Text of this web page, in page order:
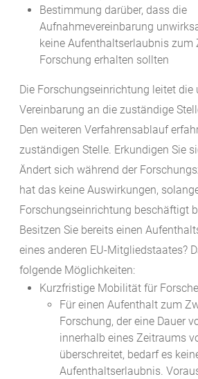
Bestimmung darüber, dass die
Aufnahmevereinbarung
keine Aufenthaltserlaubnis zum
Forschung erhalten sollten
Die Forschungseinrichtung leitet die
Vereinbarung an die zuständige
Den weiteren Verfahrensablauf
zuständigen Stelle. Erkundigen Sie
Ändert sich während der
hat das keine Auswirkungen,
Forschungseinrichtung beschäftigt
Besitzen Sie bereits einen
eines anderen EU-Mitgliedstaates?
folgende Möglichkeiten:
Kurzfristige Mobilität für
Für einen Aufenthalt zum
Forschung, der eine Dauer
innerhalb eines Zeitraums
überschreitet, bedarf es
Aufenthaltserlaubnis.